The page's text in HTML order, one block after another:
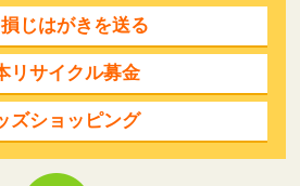
じはがきを送る
リサイクル募金
ズショッピング